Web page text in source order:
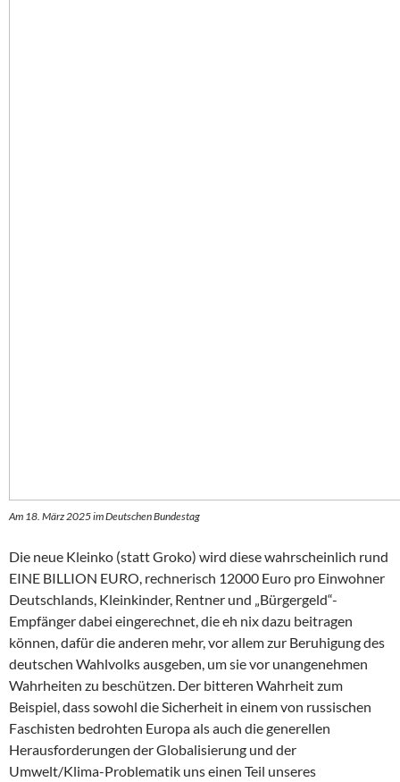
Am 18. März 2025 im Deutschen Bundestag
Die neue Kleinko (statt Groko) wird diese wahrscheinlich rund
EINE BILLION EURO, rechnerisch 12000 Euro pro Einwohner
Deutschlands, Kleinkinder, Rentner und „Bürgergeld“-
Empfänger dabei eingerechnet, die eh nix dazu beitragen
können, dafür die anderen mehr, vor allem zur Beruhigung des
deutschen Wahlvolks ausgeben, um sie vor unangenehmen
Wahrheiten zu beschützen. Der bitteren Wahrheit zum
Beispiel, dass sowohl die Sicherheit in einem von russischen
Faschisten bedrohten Europa als auch die generellen
Herausforderungen der Globalisierung und der
Umwelt/Klima-Problematik uns einen Teil unseres